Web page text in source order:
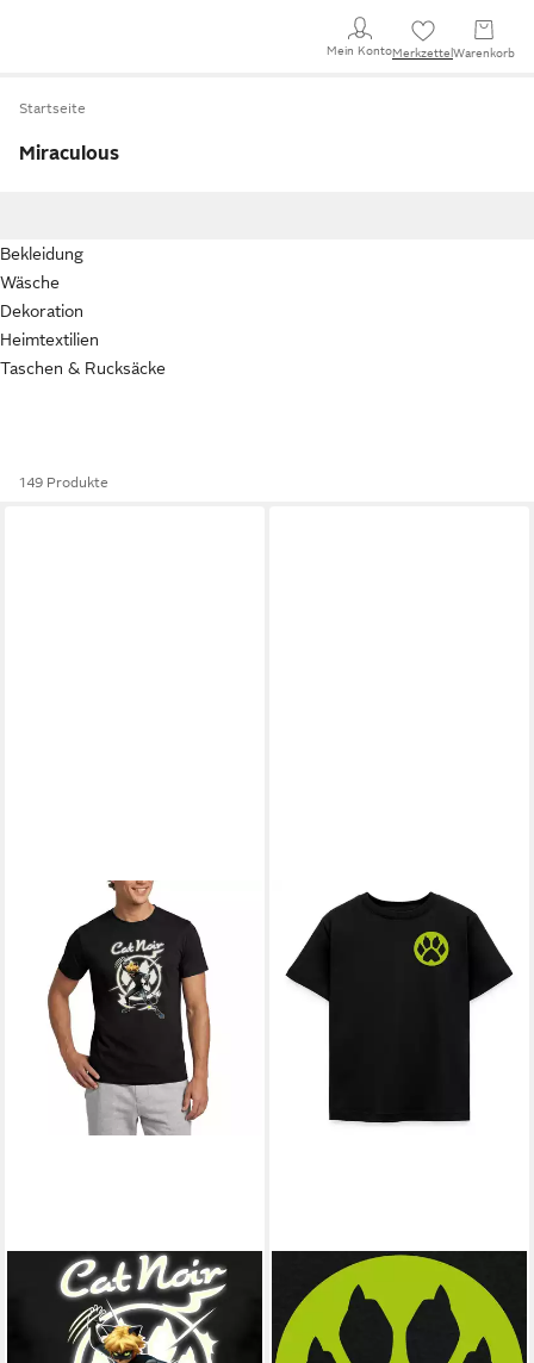
Mein KontoMerkzettel Warenkorb
Startseite
Miraculous
Bekleidung
Wäsche
Dekoration
Heimtextilien
Taschen & Rucksäcke
149 Produkte